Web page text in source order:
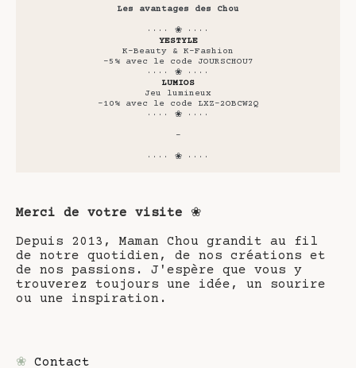
Les avantages des Chou
···· ❀ ····
YESTYLE
K-Beauty & K-Fashion
-5% avec le code JOURSCHOU7
···· ❀ ····
LUMIOS
Jeu lumineux
-10% avec le code LXZ-2OBCW2Q
···· ❀ ····
-
···· ❀ ····
Merci de votre visite ❀
Depuis 2013, Maman Chou grandit au fil
de notre quotidien, de nos créations et
de nos passions. J'espère que vous y
trouverez toujours une idée, un sourire
ou une inspiration.
❀ Contact